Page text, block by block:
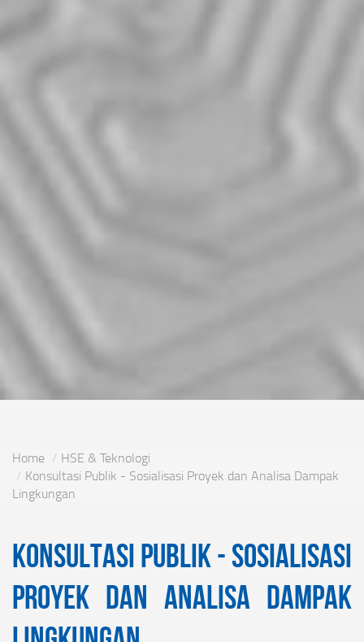
Home
HSE & Teknologi
Konsultasi Publik - Sosialisasi Proyek dan Analisa Dampak
Lingkungan
Konsultasi Publik - Sosialisasi
Proyek dan Analisa Dampak